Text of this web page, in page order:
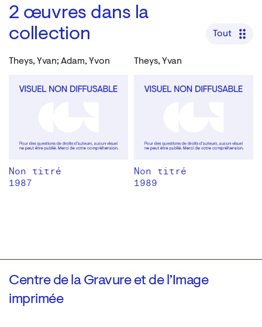
2 œuvres dans la
collection
Tout
Theys, Yvan; Adam, Yvon
Non titré
1987
Theys, Yvan
Non titré
1989
Centre de la Gravure et de l’Image
imprimée